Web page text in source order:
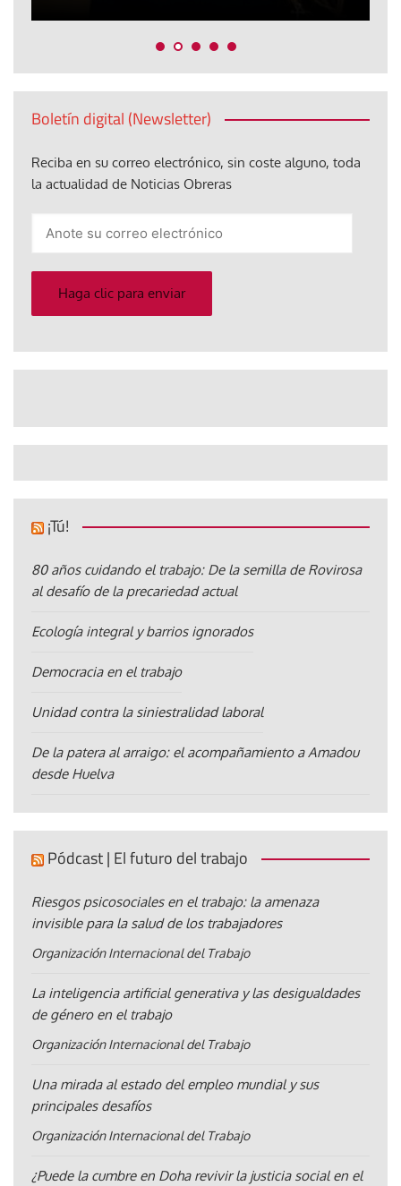
Boletín digital (Newsletter)
Reciba en su correo electrónico, sin coste alguno, toda
la actualidad de Noticias Obreras
electrónico
Haga clic para enviar
¡Tú!
80 años cuidando el trabajo: De la semilla de Rovirosa
al desafío de la precariedad actual
Ecología integral y barrios ignorados
Democracia en el trabajo
Unidad contra la siniestralidad laboral
De la patera al arraigo: el acompañamiento a Amadou
desde Huelva
Pódcast | El futuro del trabajo
Riesgos psicosociales en el trabajo: la amenaza
invisible para la salud de los trabajadores
Organización Internacional del Trabajo
La inteligencia artificial generativa y las desigualdades
de género en el trabajo
Organización Internacional del Trabajo
Una mirada al estado del empleo mundial y sus
principales desafíos
Organización Internacional del Trabajo
¿Puede la cumbre en Doha revivir la justicia social en el